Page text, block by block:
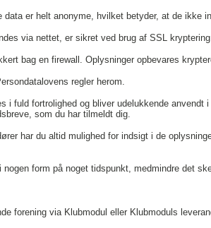
er helt anonyme, hvilket betyder, at de ikke
via nettet, er sikret ved brug af SSL
bag en firewall. Oplysninger opbevares
regler herom.
i fuld fortrolighed og bliver udelukkende
som du har tilmeldt dig.
har du altid mulighed for indsigt i de
nogen form på noget tidspunkt, medmindre det
via Klubmodul eller Klubmoduls